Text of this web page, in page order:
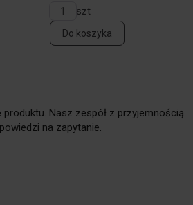
szt
Do koszyka
Nasz zespół z przyjemnością
na zapytanie.